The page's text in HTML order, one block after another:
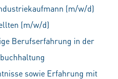
(m/w/d)
(m/w/d)
Berufserfahrung in der
sowie Erfahrung mit